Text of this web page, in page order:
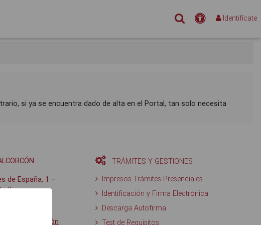
BuscarAccesibilidad
Identifícate
si ya se encuentra dado de alta en el Portal, tan solo necesita
de España, 1 –
00
horas
Alcorcón
TRÁMITES Y GESTIONES
Impresos Trámites Presenciales
Identificación y Firma Electrónica
Descarga Autofirma
Test de Requisitos